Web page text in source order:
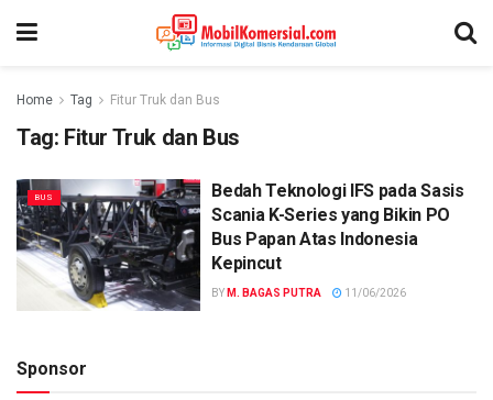
Home Tag Fitur Truk dan Bus
Tag: Fitur Truk dan Bus
BUS
Bedah Teknologi IFS pada Sasis
Scania K-Series yang Bikin PO
Bus Papan Atas Indonesia
Kepincut
BY M. BAGAS PUTRA 11/06/2026
Sponsor